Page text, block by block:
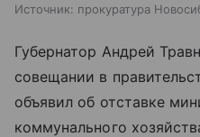
Источник: прокуратура
Губернатор Андрей
совещании в
объявил об отставке
коммунального